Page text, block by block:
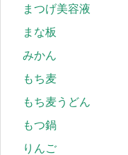
まつげ美容液
まな板
みかん
もち麦
もち麦うどん
もつ鍋
りんご